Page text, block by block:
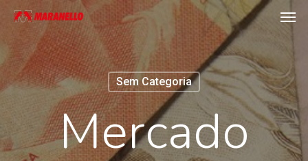
Skip
content
Sem Categoria
Mercado